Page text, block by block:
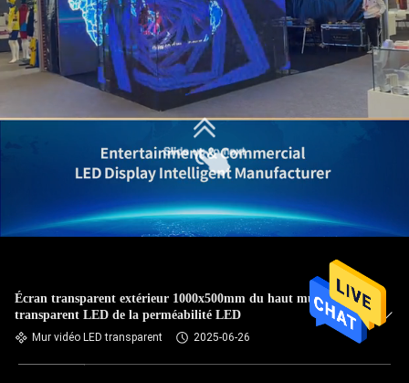
Écran transparent extérieur 1000x500mm du haut mur visuel
transparent LED de la perméabilité LED
Mur vidéo LED transparent 2025-06-26